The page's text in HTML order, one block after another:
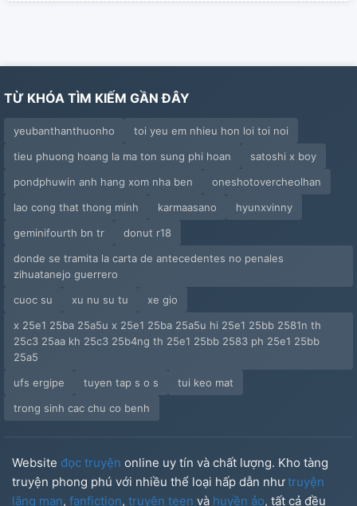
TỪ KHÓA TÌM KIẾM GẦN ĐÂY
yeubanthanthuonho
toi yeu em nhieu hon loi toi noi
tieu phuong hoang la ma ton sung phi hoan
satoshi x boy
pondphuwin anh hang xom nha ben
oneshotovercheolhan
lao cong that thong minh
karmaasano
hyunxvinny
geminifourth bn tr
donut r18
donde se tramita la carta de antecedentes no penales
zihuatanejo guerrero
cuoc su
xu nu su tu
xe gio
x 25e1 25ba 25a5u x 25e1 25ba 25a5u hi 25e1 25bb 2581n th
25c3 25aa kh 25c3 25b4ng th 25e1 25bb 2583 ph 25e1 25bb
25a5
ufs ergipe
tuyen tap s o s
tui keo mat
trong sinh cac chu co benh
Website đọc truyện online uy tín và chất lượng. Kho tàng
truyện phong phú với nhiều thể loại hấp dẫn nhưtruyện
lãng mạn, fanfiction, truyện teen và huyền ảo, tất cả đều